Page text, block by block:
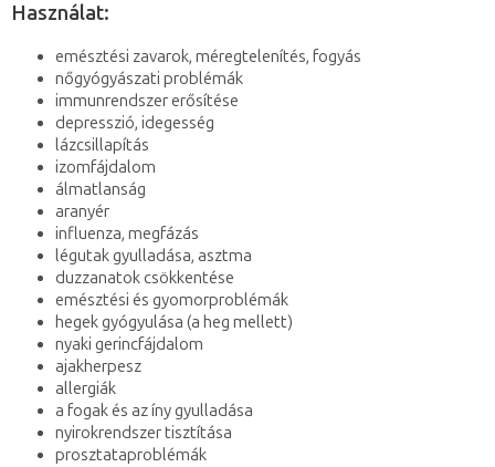
Használat:
emésztési zavarok, méregtelenítés, fogyás
nőgyógyászati problémák
immunrendszer erősítése
depresszió, idegesség
lázcsillapítás
izomfájdalom
álmatlanság
aranyér
influenza, megfázás
légutak gyulladása, asztma
duzzanatok csökkentése
emésztési és gyomorproblémák
hegek gyógyulása (a heg mellett)
nyaki gerincfájdalom
ajakherpesz
allergiák
a fogak és az íny gyulladása
nyirokrendszer tisztítása
prosztataproblémák